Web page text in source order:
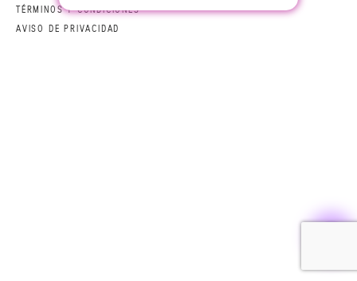
TÉRMINOS Y CONDICIONES
AVISO DE PRIVACIDAD